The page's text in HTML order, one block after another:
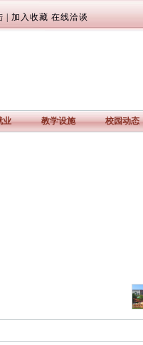
加入收藏 在线洽谈
业 教学设施 校园动态